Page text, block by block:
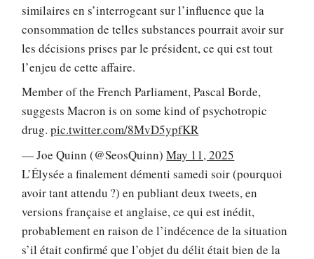
similaires en s’interrogeant sur l’influence que la
consommation de telles substances pourrait avoir sur
les décisions prises par le président, ce qui est tout
l’enjeu de cette affaire.
Member of the French Parliament, Pascal Borde,
suggests Macron is on some kind of psychotropic
drug.pic.twitter.com/8MvD5ypfKR
— Joe Quinn (@SeosQuinn)May 11, 2025
L’Élysée a finalement démenti samedi soir (pourquoi
avoir tant attendu ?) en publiant deux tweets, en
versions française et anglaise, ce qui est inédit,
probablement en raison de l’indécence de la situation
s’il était confirmé que l’objet du délit était bien de la